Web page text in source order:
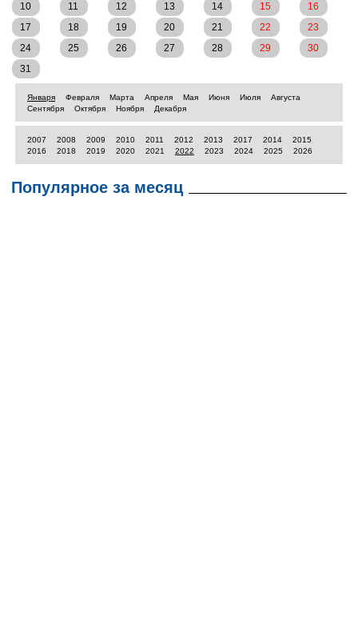
10
11 12 13 14 15
16
17
18 19 20 21 22
23
24
25 26 27 28 29
30
31
Января Февраля Марта Апреля Мая Июня Июля
Августа
Сентября
Октября Ноября Декабря
2007 2008 2009 2010 2011 2012 2013 2017 2014
2015
2016
2018 2019 2020 2021 2022 2023 2024 2025 2026
Популярное за месяц